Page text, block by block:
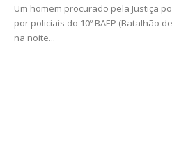
Um homem procurado pela Justiça
por policiais do 10º BAEP (Batalhão
na noite...